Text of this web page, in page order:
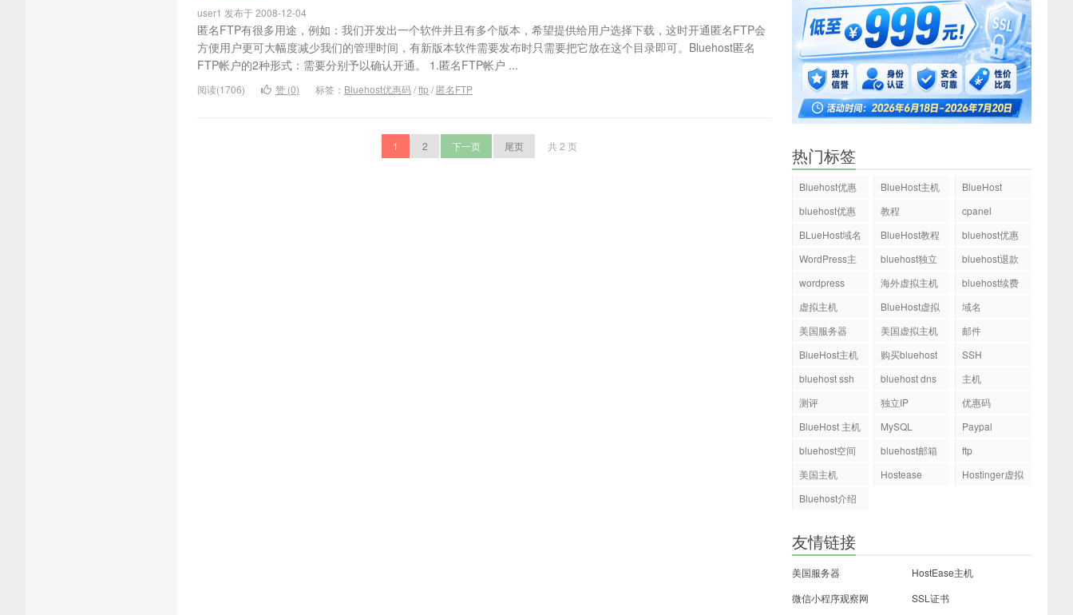
user1 发布于 2008-12-04
匿名FTP有很多用途，例如：我们开发出一个软件并且有多个版本，希望提供给用户选择下载，这时开通匿名FTP会
方便用户更可大幅度减少我们的管理时间，有新版本软件需要发布时只需要把它放在这个目录即可。Bluehost匿名
FTP帐户的2种形式：需要分别予以确认开通。 1.匿名FTP帐户 ...
阅读(1706) 赞 (0) 标签： Bluehost优惠码/ftp/匿名FTP
1 2 下一页 尾页 共 2 页 热门标签
Bluehost优惠
BlueHost主机
BlueHost
bluehost优惠
教程
cpanel
BLueHost域名
BlueHost教程
bluehost优惠
WordPress主
bluehost独立
bluehost退款
wordpress
海外虚拟主机
bluehost续费
虚拟主机
BlueHost虚拟
域名
美国服务器
美国虚拟主机
邮件
BlueHost主机
购买bluehost
SSH
bluehost ssh
bluehost dns
主机
测评
独立IP
优惠码
BlueHost 主机
MySQL
Paypal
bluehost空间
bluehost邮箱
ftp
美国主机
Hostease
Hostinger虚拟
Bluehost介绍
友情链接
美国服务器
HostEase主机
微信小程序观察网
SSL证书